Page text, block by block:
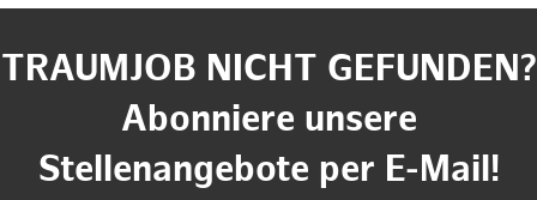
TRAUMJOB NICHT GEFUNDEN?
Abonniere unsere
Stellenangebote per E-Mail!